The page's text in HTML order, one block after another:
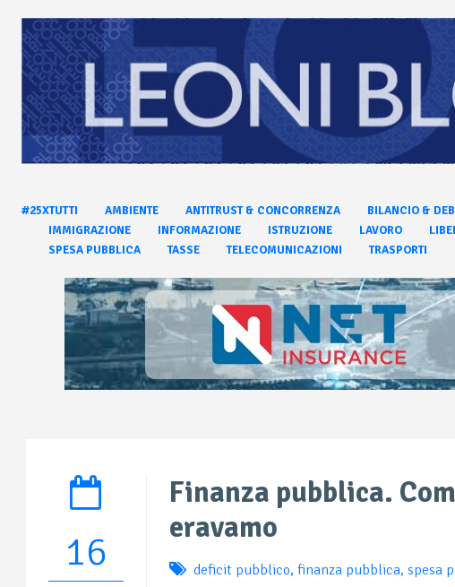
#25XTUTTI AMBIENTE ANTITRUST & CONCORRENZA BILANCIO &
IMMIGRAZIONE
INFORMAZIONE ISTRUZIONE LAVORO
SPESA PUBBLICA
TASSE TELECOMUNICAZIONI TRASPORTI
16
Finanza pubblica.
eravamo
deficit pubblico, finanza pubblica, spesa